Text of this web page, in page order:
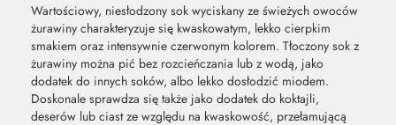
Wartościowy, niesłodzony sok wyciskany ze świeżych owoców
żurawiny charakteryzuje się kwaskowatym, lekko cierpkim
smakiem oraz intensywnie czerwonym kolorem. Tłoczony sok z
żurawiny można pić bez rozcieńczania lub z wodą, jako
dodatek do innych soków, albo lekko dosłodzić miodem.
Doskonale sprawdza się także jako dodatek do koktajli,
deserów lub ciast ze względu na kwaskowość, przełamującą